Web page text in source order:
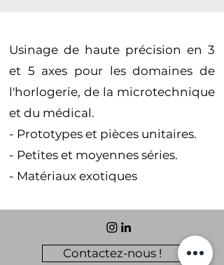
Usinage de haute précision en 3
et 5 axes pour les domaines de
l'horlogerie, de la microtechnique
et du médical.
- Prototypes et pièces unitaires.
- Petites et moyennes séries.
- Matériaux exotiques
Contactez-nous !